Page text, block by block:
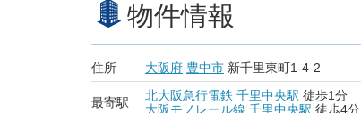
物件情報
住所 大阪府 豊中市 新千里東町1-4-2
最寄駅 北大阪急行電鉄 千里中央駅 徒歩1分
大阪モノレール線 千里中央駅 徒歩4分